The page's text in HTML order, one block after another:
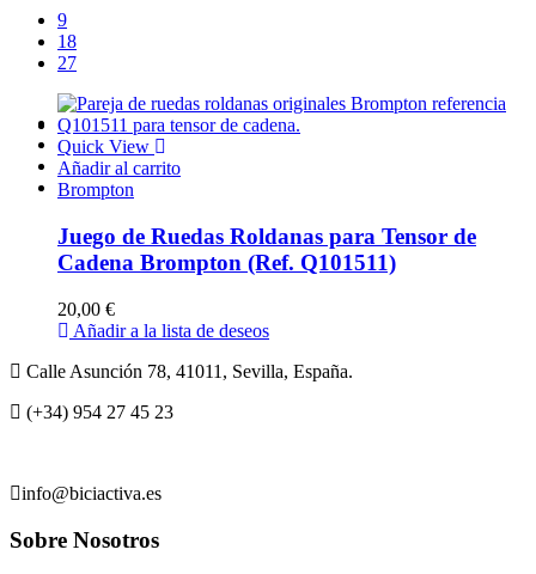
9
18
27
Quick View
Añadir al carrito
Brompton
Juego de Ruedas Roldanas para Tensor de
Cadena Brompton (Ref. Q101511)
20,00 €
Añadir a la lista de deseos
Calle Asunción 78, 41011, Sevilla, España.
(+34) 954 27 45 23
info@biciactiva.es
Sobre Nosotros